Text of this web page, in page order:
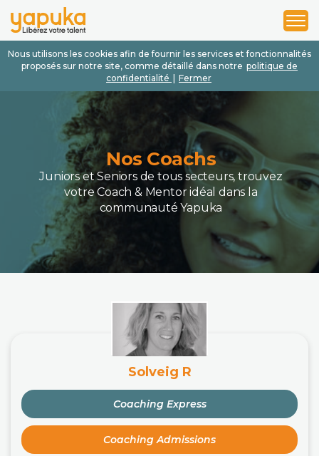
Nous utilisons les cookies afin de fournir les services et fonctionnalités
proposés sur notre site, comme détaillé dans notre politique de
confidentialité
Fermer
1
2
3
Nos Coachs
Juniors et Seniors de tous secteurs, trouvez
votre Coach & Mentor idéal dans la
communauté Yapuka
Solveig R
Coaching Express
Coaching Admissions